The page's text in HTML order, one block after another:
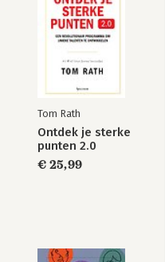
Tom Rath
Ontdek je sterke
punten 2.0
€ 25,99